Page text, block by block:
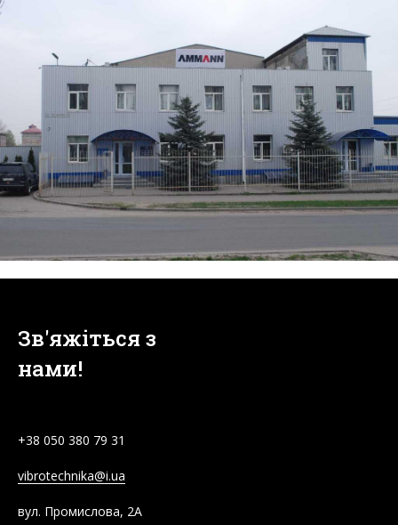
Зв'яжіться з
нами!
+38 050 380 79 31
vibrotechnika@i.ua
вул. Промислова, 2А